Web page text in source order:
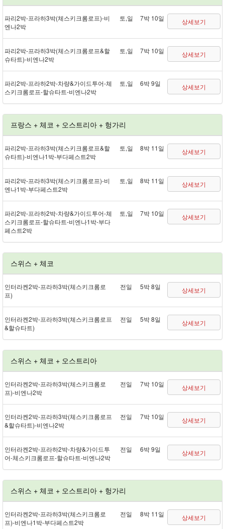
파리 2박 - 프라하 3박(체스키크롬로프) - 비
엔나 2박
토,일 7박 10일 상세보기
파리 2박 - 프라하 3박(체스키크롬로프&할
슈타트) - 비엔나 2박
토,일 7박 10일 상세보기
파리 2박 - 프라하 2박 - 차량&가이드투어 - 체
스키크롬로프 - 할슈타트 - 비엔나 2박
토,일 6박 9일 상세보기
프랑스 + 체코 + 오스트리아 + 헝가리
파리 2박 - 프라하 3박(체스키크롬로프&할
슈타트) - 비엔나 1박 - 부다페스트 2박
토,일 8박 11일 상세보기
파리 2박 - 프라하 3박(체스키크롬로프) - 비
엔나 1박 - 부다페스트 2박
토,일 8박 11일 상세보기
파리 2박 - 프라하 2박 - 차량&가이드투어 - 체
스키크롬로프 - 할슈타트 - 비엔나 1박 - 부다
페스트 2박
토,일 7박 10일 상세보기
스위스 + 체코
인터라켄 2박 - 프라하 3박(체스키크롬로
프)
전일 5박 8일 상세보기
인터라켄 2박 - 프라하 3박(체스키크롬로프
&할슈타트)
전일 5박 8일 상세보기
스위스 + 체코 + 오스트리아
인터라켄 2박 - 프라하 3박(체스키크롬로
프) - 비엔나 2박
전일 7박 10일 상세보기
인터라켄 2박 - 프라하 3박(체스키크롬로프
&할슈타트) - 비엔나 2박
전일 7박 10일 상세보기
인터라켄 2박 - 프라하 2박 - 차량&가이드투
어 - 체스키크롬로프 - 할슈타트 - 비엔나 2박
전일 6박 9일 상세보기
스위스 + 체코 + 오스트리아 + 헝가리
인터라켄 2박 - 프라하 3박(체스키크롬로
프) - 비엔나 1박 - 부다페스트 2박
전일 8박 11일 상세보기